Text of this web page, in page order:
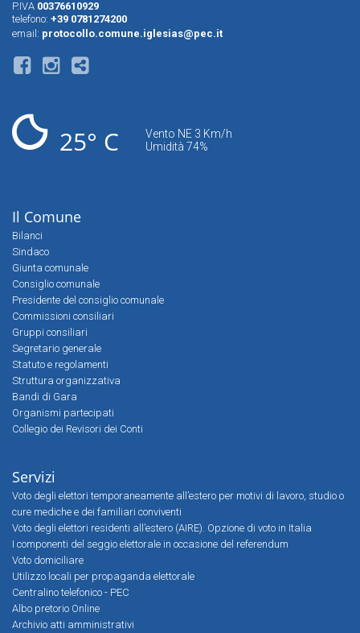
P.IVA 00376610929
telefono: +39 0781274200
email: protocollo.comune.iglesias@pec.it
25° C
Vento NE 3 Km/h
Umidità 74%
Il Comune
Bilanci
Sindaco
Giunta comunale
Consiglio comunale
Presidente del consiglio comunale
Commissioni consiliari
Gruppi consiliari
Segretario generale
Statuto e regolamenti
Struttura organizzativa
Bandi di Gara
Organismi partecipati
Collegio dei Revisori dei Conti
Servizi
Voto degli elettori temporaneamente all’estero per motivi di lavoro, studio o
cure mediche e dei familiari conviventi
Voto degli elettori residenti all’estero (AIRE). Opzione di voto in Italia
I componenti del seggio elettorale in occasione del referendum
Voto domiciliare
Utilizzo locali per propaganda elettorale
Centralino telefonico - PEC
Albo pretorio Online
Archivio atti amministrativi